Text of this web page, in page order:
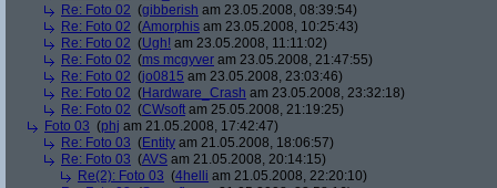
Re: Foto 02 (gibberish am 23.05.2008, 08:39:54)
Re: Foto 02 (Amorphis am 23.05.2008, 10:25:43)
Re: Foto 02 (Ugh! am 23.05.2008, 11:11:02)
Re: Foto 02 (ms mcgyver am 23.05.2008, 21:47:55)
Re: Foto 02 (jo0815 am 23.05.2008, 23:03:46)
Re: Foto 02 (Hardware_Crash am 23.05.2008, 23:32:18)
Re: Foto 02 (CWsoft am 25.05.2008, 21:19:25)
Foto 03 (phj am 21.05.2008, 17:42:47)
Re: Foto 03 (Entity am 21.05.2008, 18:06:57)
Re: Foto 03 (AVS am 21.05.2008, 20:14:15)
Re(2): Foto 03 (4helli am 21.05.2008, 22:20:10)